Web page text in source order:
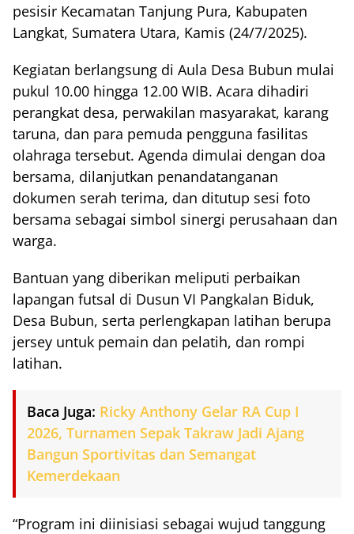
pesisir Kecamatan Tanjung Pura, Kabupaten
Langkat, Sumatera Utara, Kamis (24/7/2025).
Kegiatan berlangsung di Aula Desa Bubun mulai
pukul 10.00 hingga 12.00 WIB. Acara dihadiri
perangkat desa, perwakilan masyarakat, karang
taruna, dan para pemuda pengguna fasilitas
olahraga tersebut. Agenda dimulai dengan doa
bersama, dilanjutkan penandatanganan
dokumen serah terima, dan ditutup sesi foto
bersama sebagai simbol sinergi perusahaan dan
warga.
Bantuan yang diberikan meliputi perbaikan
lapangan futsal di Dusun VI Pangkalan Biduk,
Desa Bubun, serta perlengkapan latihan berupa
jersey untuk pemain dan pelatih, dan rompi
latihan.
Baca Juga: Ricky Anthony Gelar RA Cup I
2026, Turnamen Sepak Takraw Jadi Ajang
Bangun Sportivitas dan Semangat
Kemerdekaan
“Program ini diinisiasi sebagai wujud tanggung